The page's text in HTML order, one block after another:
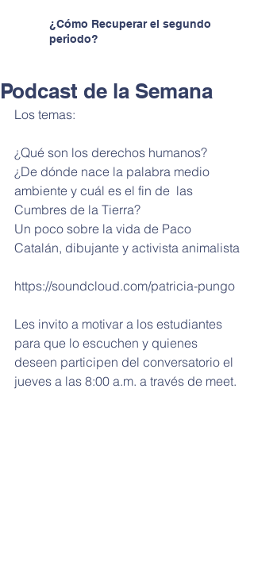
¿Cómo Recuperar el segundo
periodo?
Podcast de la Semana
Los temas:
¿Qué son los derechos humanos?
¿De dónde nace la palabra medio
ambiente y cuál es el fin de  las
Cumbres de la Tierra?
Un poco sobre la vida de Paco
Catalán, dibujante y activista animalista
https://soundcloud.com/patricia-pungo
Les invito a motivar a los estudiantes
para que lo escuchen y quienes
deseen participen del conversatorio el
jueves a las 8:00 a.m. a través de meet.